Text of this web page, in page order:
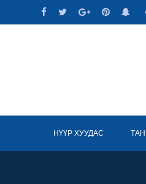
to
НҮҮР ХУУДАС